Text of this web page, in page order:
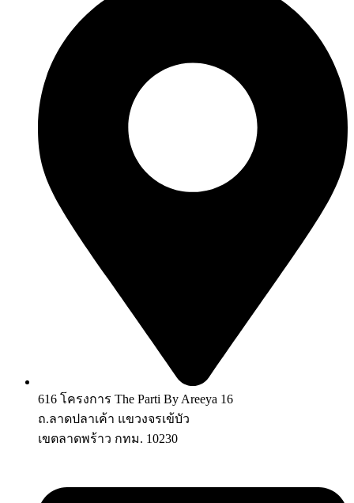
616 โครงการ The Parti By Areeya 16
ถ.ลาดปลาเค้า แขวงจรเข้บัว
เขตลาดพร้าว กทม. 10230